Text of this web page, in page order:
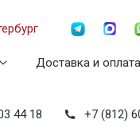
Доставка и оплата
44 18 +7 (812)